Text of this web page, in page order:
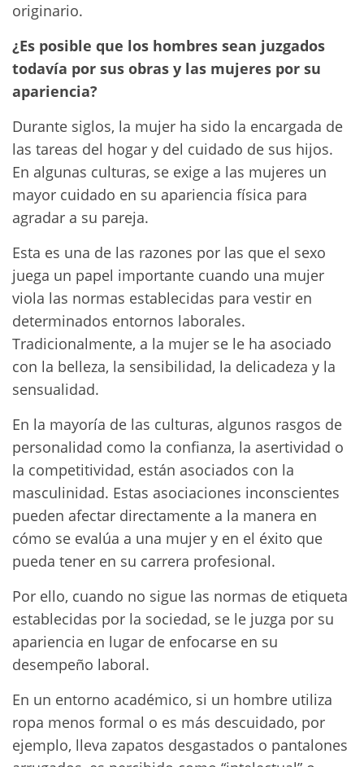
originario.
¿Es posible que los hombres sean juzgados
todavía por sus obras y las mujeres por su
apariencia?
Durante siglos, la mujer ha sido la encargada de
las tareas del hogar y del cuidado de sus hijos.
En algunas culturas, se exige a las mujeres un
mayor cuidado en su apariencia física para
agradar a su pareja.
Esta es una de las razones por las que el sexo
juega un papel importante cuando una mujer
viola las normas establecidas para vestir en
determinados entornos laborales.
Tradicionalmente, a la mujer se le ha asociado
con la belleza, la sensibilidad, la delicadeza y la
sensualidad.
En la mayoría de las culturas, algunos rasgos de
personalidad como la confianza, la asertividad o
la competitividad, están asociados con la
masculinidad. Estas asociaciones inconscientes
pueden afectar directamente a la manera en
cómo se evalúa a una mujer y en el éxito que
pueda tener en su carrera profesional.
Por ello, cuando no sigue las normas de etiqueta
establecidas por la sociedad, se le juzga por su
apariencia en lugar de enfocarse en su
desempeño laboral.
En un entorno académico, si un hombre utiliza
ropa menos formal o es más descuidado, por
ejemplo, lleva zapatos desgastados o pantalones